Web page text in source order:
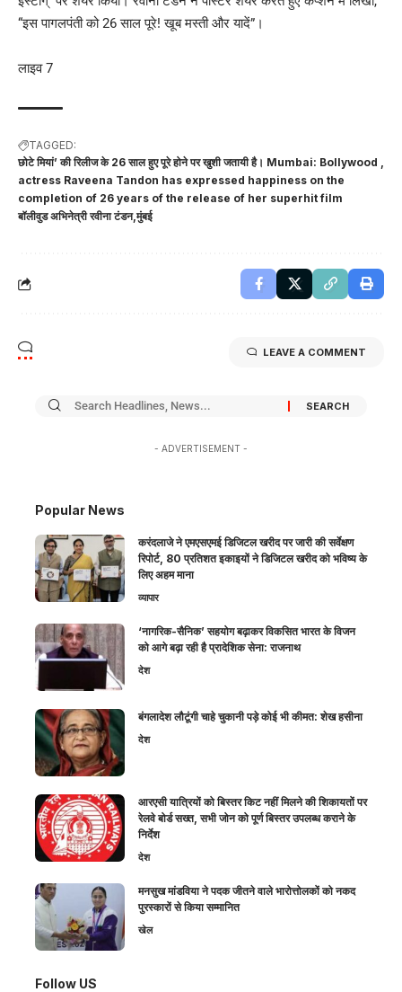
“इस पागलपंती को 26 साल पूरे! खूब मस्ती और यादें”।
लाइव 7
TAGGED:
छोटे मियां’ की रिलीज के 26 साल हुए पूरे होने पर खुशी जतायी है। Mumbai: Bollywood
actress Raveena Tandon has expressed happiness on the
completion of 26 years of the release of her superhit film
बॉलीवुड अभिनेत्री रवीना टंडन मुंबई
LEAVE A COMMENT
- ADVERTISEMENT -
Popular News
करंदलाजे ने एमएसएमई डिजिटल खरीद पर जारी की सर्वेक्षण
रिपोर्ट, 80 प्रतिशत इकाइयों ने डिजिटल खरीद को भविष्य के
लिए अहम माना
व्यापार
‘नागरिक-सैनिक’ सहयोग बढ़ाकर विकसित भारत के विजन
को आगे बढ़ा रही है प्रादेशिक सेना: राजनाथ
देश
बंगलादेश लौटूंगी चाहे चुकानी पड़े कोई भी कीमत: शेख हसीना
देश
आरएसी यात्रियों को बिस्तर किट नहीं मिलने की शिकायतों पर
रेलवे बोर्ड सख्त, सभी जोन को पूर्ण बिस्तर उपलब्ध कराने के
निर्देश
देश
मनसुख मांडविया ने पदक जीतने वाले भारोत्तोलकों को नकद
पुरस्कारों से किया सम्मानित
खेल
Follow US